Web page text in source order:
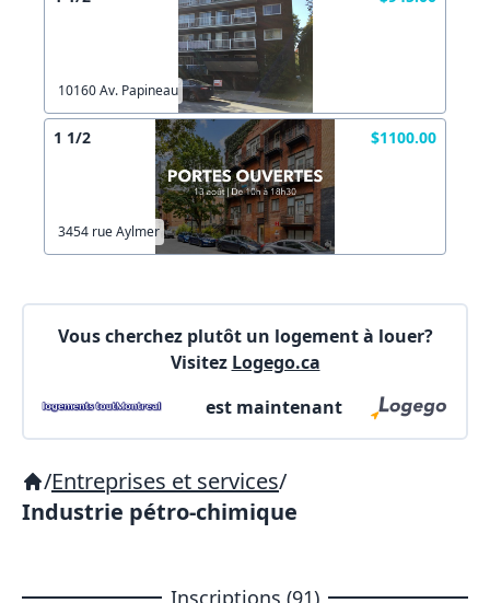
10160 Av. Papineau
1 1/2 $1100.00
3454 rue Aylmer
Vous cherchez plutôt un logement à louer?
Visitez Logego.ca
est maintenant
/Entreprises et services/
Industrie pétro-chimique
Inscriptions (91)
Commentaires:
X Fermer Envoyez
Commentaires:
Lien vers inscription (sera inclus dans courriel)
Copier lien
Connectez-vous
Créer un compte